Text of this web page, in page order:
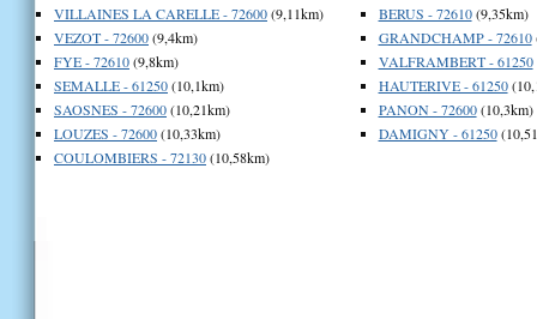
VILLAINES LA CARELLE - 72600(9,11km)
VEZOT - 72600(9,4km)
FYE - 72610(9,8km)
SEMALLE - 61250(10,1km)
SAOSNES - 72600(10,21km)
LOUZES - 72600(10,33km)
COULOMBIERS - 72130(10,58km)
BERUS - 72610(9,35km)
GRANDCHAMP - 72610
VALFRAMBERT - 61250
HAUTERIVE - 61250
PANON - 72600(10,3km)
DAMIGNY - 61250